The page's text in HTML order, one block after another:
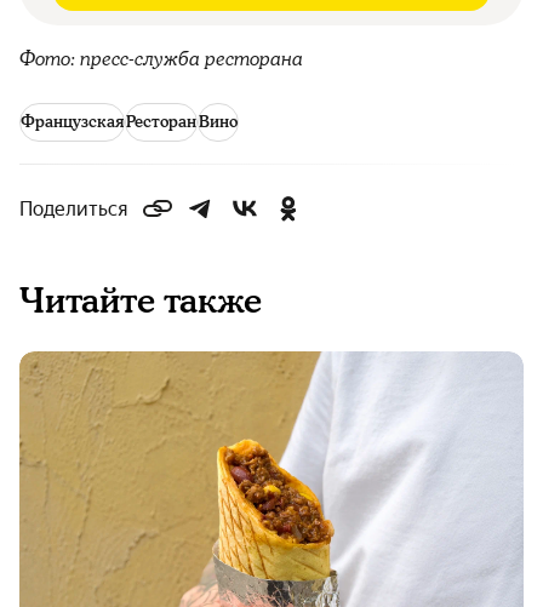
Фото: пресс-служба ресторана
ФранцузскаяРесторанВино
Поделиться
Читайте также